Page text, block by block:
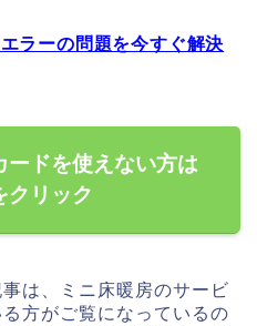
ラーの問題を今すぐ解決
ードを使えない方は
クリック
は、ミニ床暖房のサービ
方がご覧になっているの